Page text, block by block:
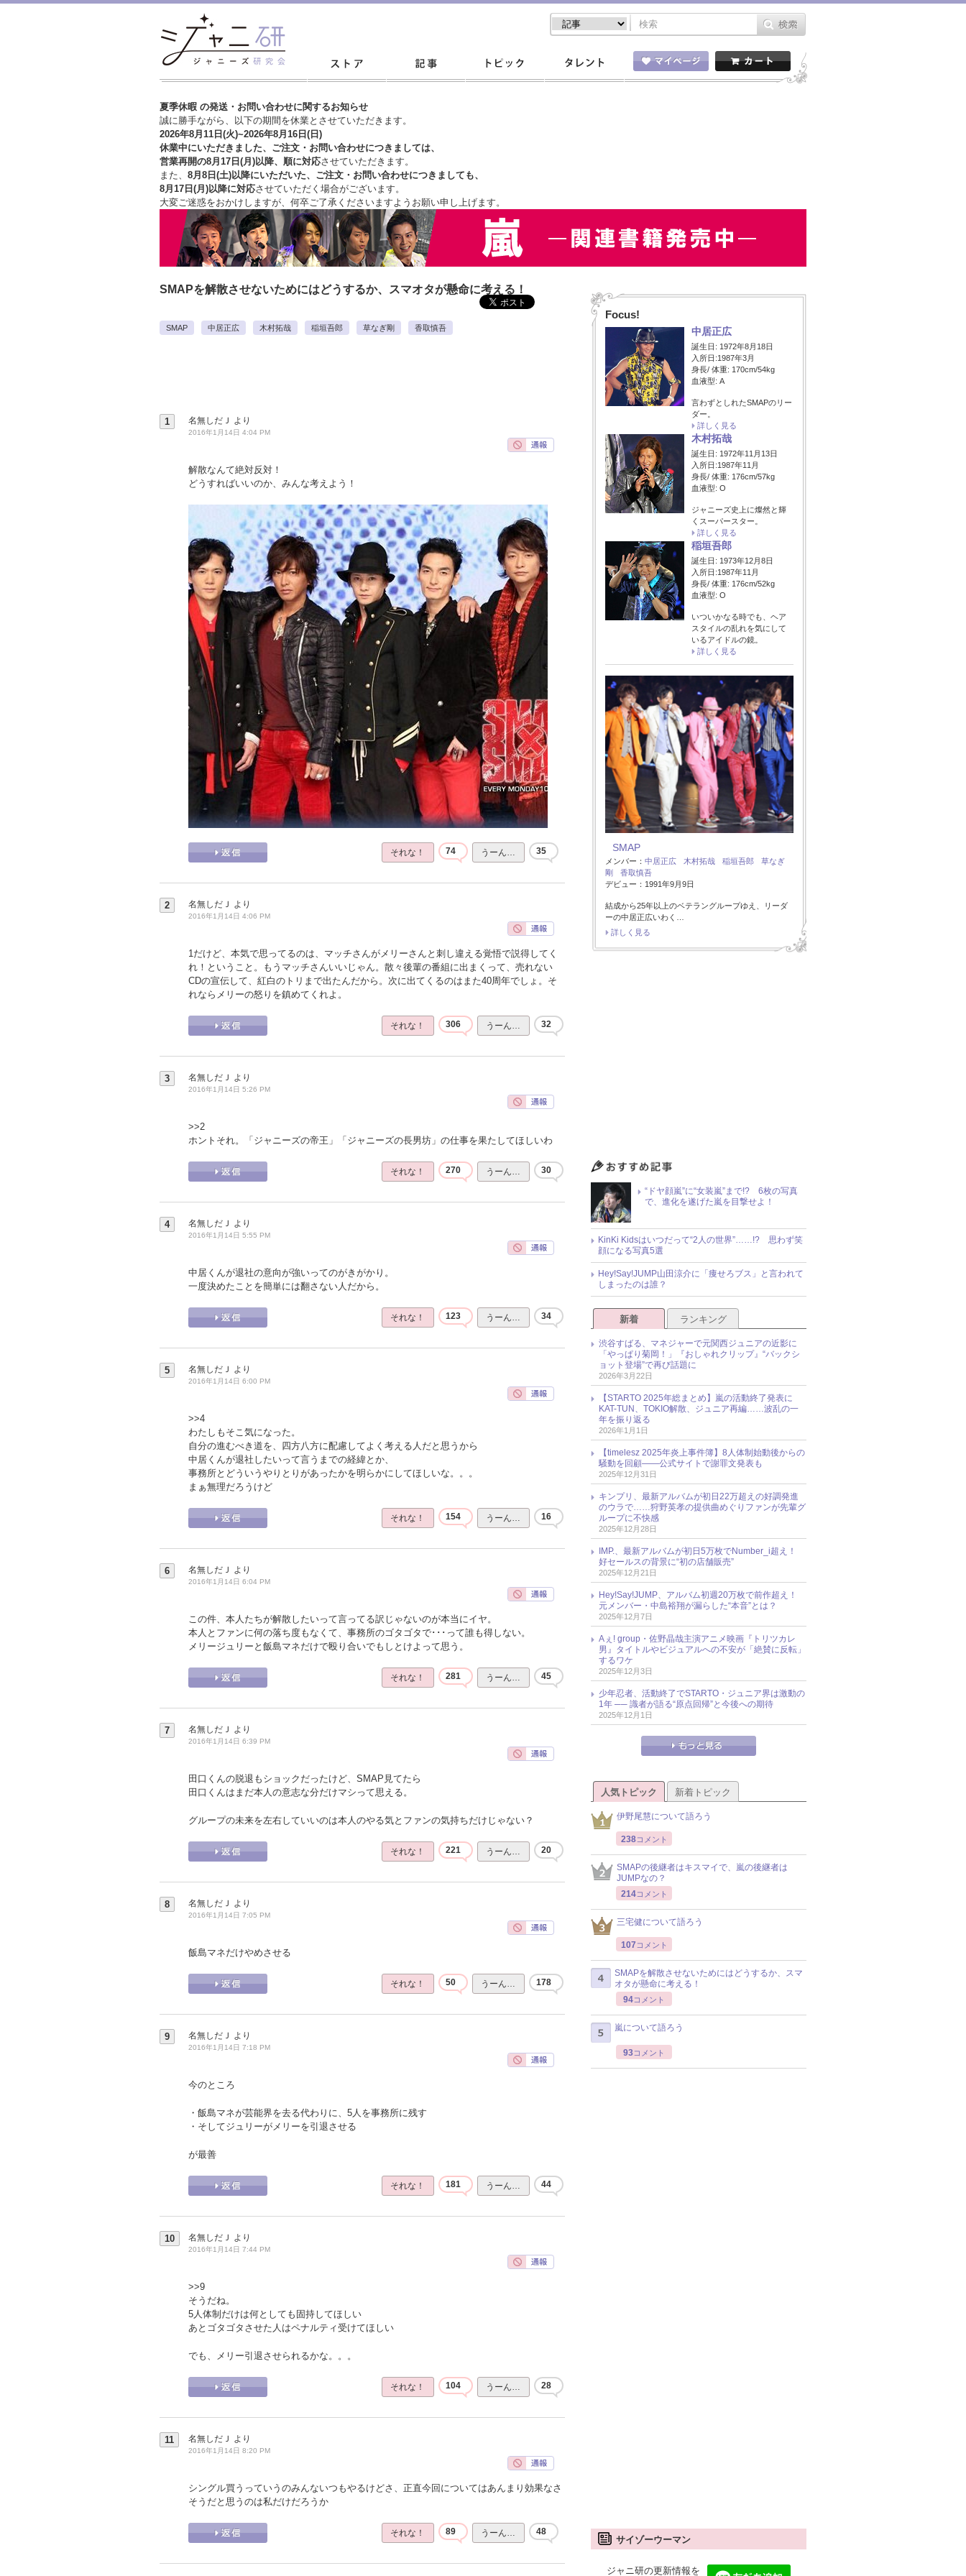
夏季休暇 の発送・お問い合わせに関するお知らせ
誠に勝手ながら、以下の期間を休業とさせていただきます。
2026年8月11日(火)~2026年8月16日(日)
休業中にいただきました、ご注文・お問い合わせにつきましては、
営業再開の8月17日(月)以降、順に対応させていただきます。
また、 8月8日(土)以降にいただいた、ご注文・ お問い合わせにつきましても、
8月17日(月)以降に対応させていただく場合がございます。
大変ご迷惑をおかけしますが、 何卒ご了承くださいますようお願い申し上げます。
SMAPを解散させないためにはどうするか、スマオタが懸命に考える！
SMAP 中居正広 木村拓哉 稲垣吾郎 草なぎ剛 香取慎吾
1 名無しだＪ より
2016年1月14日 4:04 PM
解散なんて絶対反対！
どうすればいいのか、みんな考えよう！
それな！ 74 うーん… 35
2 名無しだＪ より
2016年1月14日 4:06 PM
1だけど、本気で思ってるのは、マッチさんがメリーさんと刺し違える覚悟で説得してく
れ！ということ。もうマッチさんいいじゃん。散々後輩の番組に出まくって、売れない
CDの宣伝して、紅白のトリまで出たんだから。次に出てくるのはまた40周年でしょ。そ
れならメリーの怒りを鎮めてくれよ。
それな！ 306 うーん… 32
3 名無しだＪ より
2016年1月14日 5:26 PM
>>2
ホントそれ。「ジャニーズの帝王」「ジャニーズの長男坊」の仕事を果たしてほしいわ
それな！ 270 うーん… 30
4 名無しだＪ より
2016年1月14日 5:55 PM
中居くんが退社の意向が強いってのがきがかり。
一度決めたことを簡単には翻さない人だから。
それな！ 123 うーん… 34
5 名無しだＪ より
2016年1月14日 6:00 PM
>>4
わたしもそこ気になった。
自分の進むべき道を、四方八方に配慮してよく考える人だと思うから
中居くんが退社したいって言うまでの経緯とか、
事務所とどういうやりとりがあったかを明らかにしてほしいな。。。
まぁ無理だろうけど
それな！ 154 うーん… 16
6 名無しだＪ より
2016年1月14日 6:04 PM
この件、本人たちが解散したいって言ってる訳じゃないのが本当にイヤ。
本人とファンに何の落ち度もなくて、事務所のゴタゴタで･･･って誰も得しない。
メリージュリーと飯島マネだけで殴り合いでもしとけよって思う。
それな！ 281 うーん… 45
7 名無しだＪ より
2016年1月14日 6:39 PM
田口くんの脱退もショックだったけど、SMAP見てたら
田口くんはまだ本人の意志な分だけマシって思える。
グループの未来を左右していいのは本人のやる気とファンの気持ちだけじゃない？
それな！ 221 うーん… 20
8 名無しだＪ より
2016年1月14日 7:05 PM
飯島マネだけやめさせる
それな！ 50 うーん… 178
9 名無しだＪ より
2016年1月14日 7:18 PM
今のところ
・飯島マネが芸能界を去る代わりに、5人を事務所に残す
・そしてジュリーがメリーを引退させる
が最善
それな！ 181 うーん… 44
10 名無しだＪ より
2016年1月14日 7:44 PM
>>9
そうだね。
5人体制だけは何としても固持してほしい
あとゴタゴタさせた人はペナルティ受けてほしい
でも、メリー引退させられるかな。。。
それな！ 104 うーん… 28
11 名無しだＪ より
2016年1月14日 8:20 PM
シングル買うっていうのみんないつもやるけどさ、正直今回についてはあんまり効果なさ
そうだと思うのは私だけだろうか
それな！ 89 うーん… 48
Focus!
中居正広
誕生日: 1972年8月18日
入所日:1987年3月
身長/ 体重: 170cm/54kg
血液型: A
言わずとしれたSMAPのリー
ダー。
詳しく見る
木村拓哉
誕生日: 1972年11月13日
入所日:1987年11月
身長/ 体重: 176cm/57kg
血液型: O
ジャニーズ史上に燦然と輝
くスーパースター。
詳しく見る
稲垣吾郎
誕生日: 1973年12月8日
入所日:1987年11月
身長/ 体重: 176cm/52kg
血液型: O
いついかなる時でも、ヘア
スタイルの乱れを気にして
いるアイドルの鏡。
詳しく見る
SMAP
メンバー： 中居正広 木村拓哉 稲垣吾郎
草なぎ
剛
香取慎吾
デビュー：1991年9月9日
結成から25年以上のベテラングループゆえ、リーダ
ーの中居正広いわく…
詳しく見る
“ドヤ顔嵐”に“女装嵐”まで!? 6枚の写真
で、進化を遂げた嵐を目撃せよ！
KinKi Kidsはいつだって“2人の世界”……!? 思わず笑
顔になる写真5選
Hey!Say!JUMP山田涼介に「痩せろブス」と言われて
しまったのは誰？
新着 ランキング
渋谷すばる、マネジャーで元関西ジュニアの近影に
「やっぱり菊岡！」『おしゃれクリップ』“バックシ
ョット登場”で再び話題に
2026年3月22日
【STARTO 2025年総まとめ】嵐の活動終了発表に
KAT-TUN、TOKIO解散、ジュニア再編……波乱の一
年を振り返る
2026年1月1日
【timelesz 2025年炎上事件簿】8人体制始動後からの
騒動を回顧――公式サイトで謝罪文発表も
2025年12月31日
キンプリ、最新アルバムが初日22万超えの好調発進
のウラで……狩野英孝の提供曲めぐりファンが先輩グ
ループに不快感
2025年12月28日
IMP.、最新アルバムが初日5万枚でNumber_i超え！
好セールスの背景に“初の店舗販売”
2025年12月21日
Hey!Say!JUMP、アルバム初週20万枚で前作超え！
元メンバー・中島裕翔が漏らした“本音”とは？
2025年12月7日
Aぇ! group・佐野晶哉主演アニメ映画『トリツカレ
男』タイトルやビジュアルへの不安が「絶賛に反転」
するワケ
2025年12月3日
少年忍者、活動終了でSTARTO・ジュニア界は激動の
1年 ── 識者が語る“原点回帰”と今後への期待
2025年12月1日
人気トピック 新着トピック
伊野尾慧について語ろう
238コメント
SMAPの後継者はキスマイで、嵐の後継者は
JUMPなの？
214コメント
三宅健について語ろう
107 コメント
SMAPを解散させないためにはどうするか、スマ
オタが懸命に考える！
94コメント
嵐について語ろう
93コメント
サイゾーウーマン
ジャニ研の更新情報を